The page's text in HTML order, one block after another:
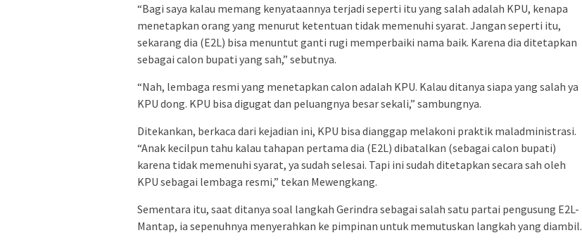
“Bagi saya kalau memang kenyataannya terjadi seperti itu yang salah adalah KPU, kenapa
menetapkan orang yang menurut ketentuan tidak memenuhi syarat. Jangan seperti itu,
sekarang dia (E2L) bisa menuntut ganti rugi memperbaiki nama baik. Karena dia ditetapkan
sebagai calon bupati yang sah,” sebutnya.
“Nah, lembaga resmi yang menetapkan calon adalah KPU. Kalau ditanya siapa yang salah ya
KPU dong. KPU bisa digugat dan peluangnya besar sekali,” sambungnya.
Ditekankan, berkaca dari kejadian ini, KPU bisa dianggap melakoni praktik maladministrasi.
“Anak kecilpun tahu kalau tahapan pertama dia (E2L) dibatalkan (sebagai calon bupati)
karena tidak memenuhi syarat, ya sudah selesai. Tapi ini sudah ditetapkan secara sah oleh
KPU sebagai lembaga resmi,” tekan Mewengkang.
Sementara itu, saat ditanya soal langkah Gerindra sebagai salah satu partai pengusung E2L-
Mantap, ia sepenuhnya menyerahkan ke pimpinan untuk memutuskan langkah yang diambil.